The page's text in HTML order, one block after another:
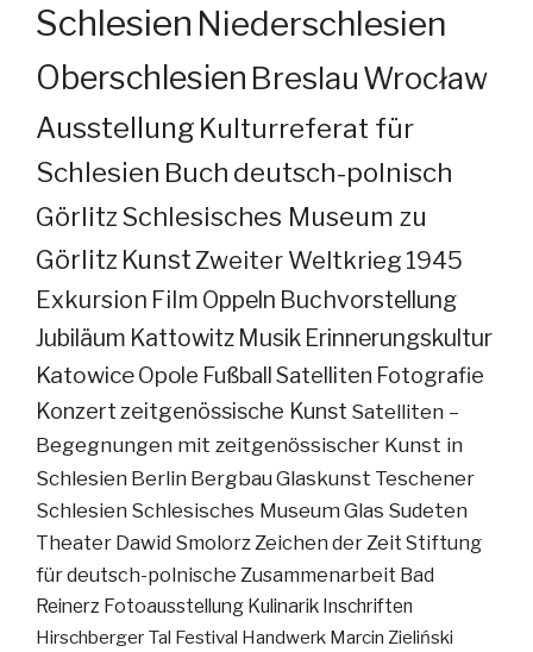
Schlesien Niederschlesien
Oberschlesien Breslau Wrocław
Ausstellung Kulturreferat für
Schlesien Buch deutsch-polnisch
GörlitzSchlesisches Museum zu
Görlitz KunstZweiter Weltkrieg 1945
Exkursion Film Oppeln Buchvorstellung
Jubiläum Kattowitz Musik Erinnerungskultur
KatowiceOpole FußballSatelliten Fotografie
Konzertzeitgenössische Kunst Satelliten –
Begegnungen mit zeitgenössischer Kunst in
Schlesien Berlin BergbauGlaskunst Teschener
Schlesien Schlesisches MuseumGlas Sudeten
Theater Dawid SmolorzZeichen der Zeit Stiftung
für deutsch-polnische Zusammenarbeit Bad
Reinerz Fotoausstellung Kulinarik Inschriften
Hirschberger Tal Festival Handwerk Marcin Zieliński